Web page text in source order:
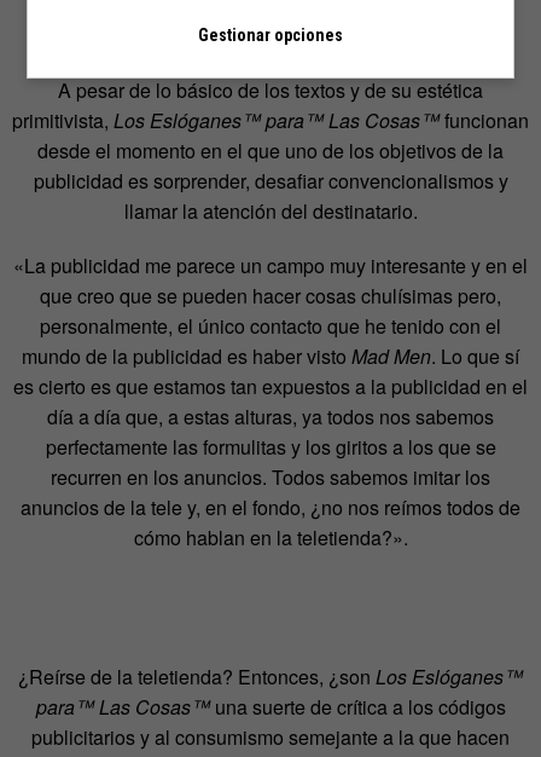
A pesar de lo básico de los textos y de su estética
primitivista, Los Eslóganes™ para™ Las Cosas™funcionan
desde el momento en el que uno de los objetivos de la
publicidad es sorprender, desafiar convencionalismos y
llamar la atención del destinatario.
«La publicidad me parece un campo muy interesante y en el
que creo que se pueden hacer cosas chulísimas pero,
personalmente, el único contacto que he tenido con el
mundo de la publicidad es haber visto Mad Men. Lo que sí
es cierto es que estamos tan expuestos a la publicidad en el
día a día que, a estas alturas, ya todos nos sabemos
perfectamente las formulitas y los giritos a los que se
recurren en los anuncios. Todos sabemos imitar los
anuncios de la tele y, en el fondo, ¿no nos reímos todos de
cómo hablan en la teletienda?».
¿Reírse de la teletienda? Entonces, ¿son Los Eslóganes™
para™ Las Cosas™una suerte de crítica a los códigos
publicitarios y al consumismo semejante a la que hacen
Gestionar opciones